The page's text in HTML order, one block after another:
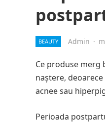
BEAUTY Admin ·
Ce produse
naștere,
acnee sau
Perioada